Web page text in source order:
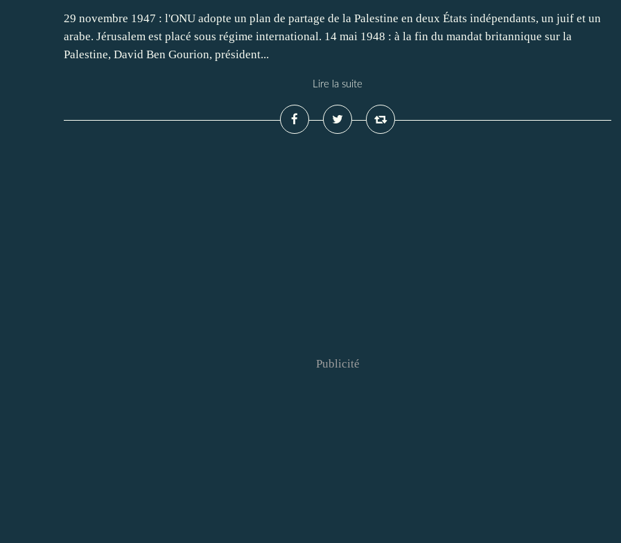
29 novembre 1947 : l'ONU adopte un plan de partage de la Palestine en deux États indépendants, un juif et un
arabe. Jérusalem est placé sous régime international. 14 mai 1948 : à la fin du mandat britannique sur la
Palestine, David Ben Gourion, président...
Lire la suite
Publicité